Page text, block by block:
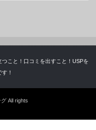
こと！口コミを出すこと！USPを
！
グ All rights